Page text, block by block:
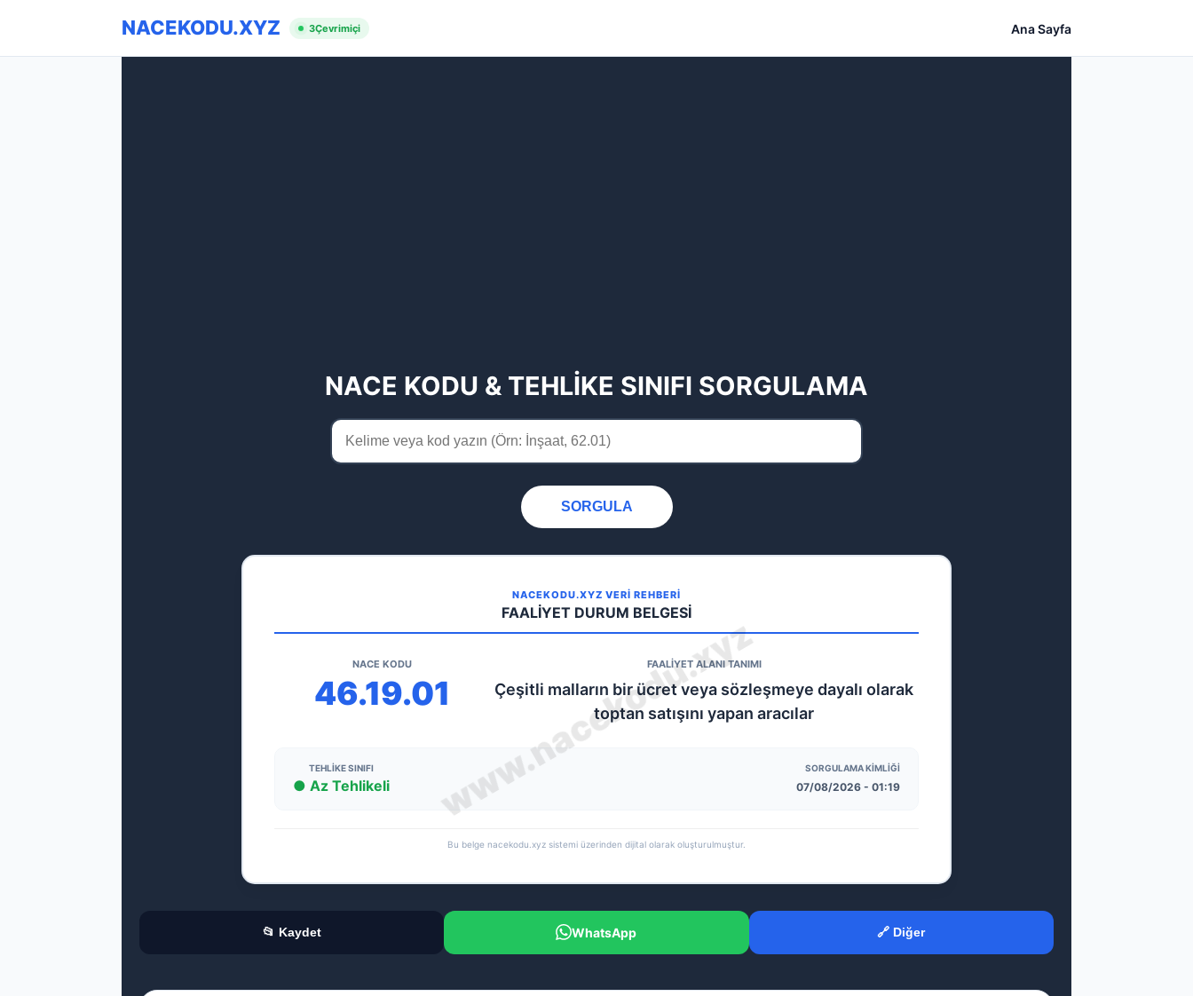
NACEKODU.XYZ 3Çevrimiçi Ana Sayfa
NACE KODU & TEHLİKE SINIFI SORGULAMA
SORGULA
NACEKODU.XYZ VERİ REHBERİ
FAALİYET DURUM BELGESİ
NACE KODU
46.19.01
FAALİYET ALANI TANIMI
Çeşitli malların bir ücret veya sözleşmeye dayalı olarak
toptan satışını yapan aracılar
TEHLIKE SINIFI
● Az Tehlikeli
SORGULAMA KIMLIĞI
07/08/2026 - 01:19
Bu belge nacekodu.xyz sistemi üzerinden dijital olarak oluşturulmuştur.
📂 Kaydet WhatsApp 🔗 Diğer